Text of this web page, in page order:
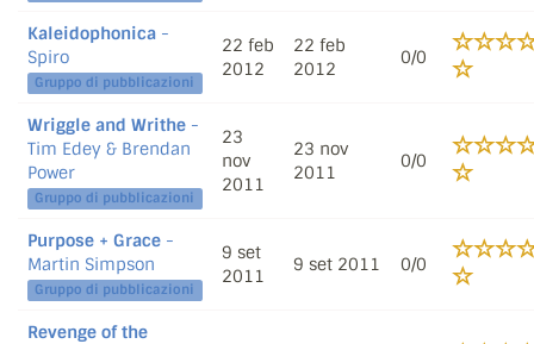
Kaleidophonica -
Spiro
Gruppo di pubblicazioni
22 feb
2012
22 feb
2012
0/0
Wriggle and Writhe -
Tim Edey & Brendan
Power
Gruppo di pubblicazioni
23
nov
2011
23 nov
2011
0/0
Purpose + Grace -
Martin Simpson
Gruppo di pubblicazioni
9 set
2011
9 set 2011 0/0
Revenge of the